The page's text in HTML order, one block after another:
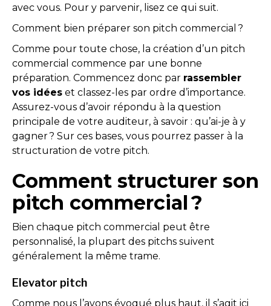
avec vous. Pour y parvenir, lisez ce qui suit.
Comment bien préparer son pitch commercial ?
Comme pour toute chose, la création d’un pitch
commercial commence par une bonne
préparation. Commencez donc par rassembler
vos idées et classez-les par ordre d’importance.
Assurez-vous d’avoir répondu à la question
principale de votre auditeur, à savoir : qu’ai-je à y
gagner ? Sur ces bases, vous pourrez passer à la
structuration de votre pitch.
Comment structurer son
pitch commercial ?
Bien chaque pitch commercial peut être
personnalisé, la plupart des pitchs suivent
généralement la même trame.
Elevator pitch
Comme nous l’avons évoqué plus haut, il s’agit ici